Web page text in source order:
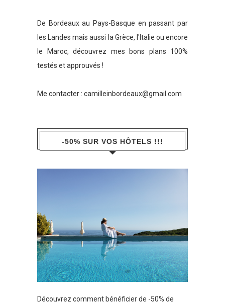
De Bordeaux au Pays-Basque en passant par
les Landes mais aussi la Grèce, l'Italie ou encore
le Maroc, découvrez mes bons plans 100%
testés et approuvés !
Me contacter : camilleinbordeaux@gmail.com
-50% SUR VOS HÔTELS !!!
Découvrez comment bénéficier de -50% de